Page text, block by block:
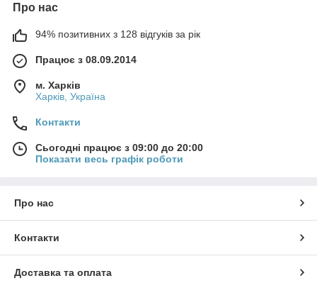
Про нас
94% позитивних з 128 відгуків за рік
Працює з 08.09.2014
м. Харків
Харків, Україна
Контакти
Сьогодні працює з 09:00 до 20:00
Показати весь графік роботи
Про нас
Контакти
Доставка та оплата